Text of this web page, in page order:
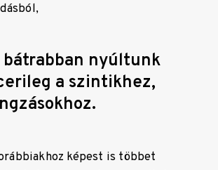
bátrabban nyúltunk
a szintikhez,
képest is többet